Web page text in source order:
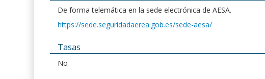
De forma telemática en la sede electrónica de AESA.
https://sede.seguridadaerea.gob.es/sede-aesa/
Tasas
No